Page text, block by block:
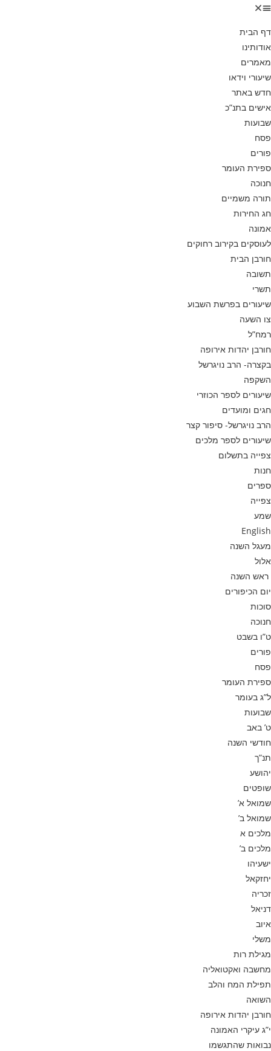
דף הבית
אודותינו
מאמרים
שיעורי וידאו
חדש באתר
אישים בתנ”כ
שבועות
פסח
פורים
ספירת העומר
חנוכה
תורה משמיים
חג החירות
אמונה
לעוסקים בקירוב רחוקים
חורבן הבית
תשובה
תשרי
שיעורים בפרשת השבוע
צו השעה
רמח”ל
חורבן יהדות אירופה
בקצרה- הרב נויגרשל
השקפה
שיעורים לספר הכוזרי
חגים ומועדים
הרב נויגרשל- סיפור קצר
שיעורים לספר מלכים
צפייה בתשלום
חנות
ספרים
צפייה
שמע
English
מעגל השנה
אלול
ראש השנה
יום הכיפורים
סוכות
חנוכה
ט”ו בשבט
פורים
פסח
ספירת העומר
ל”ג בעומר
שבועות
ט’ באב
חודשי השנה
תנ”ך
יהושע
שופטים
שמואל א’
שמואל ב’
מלכים א
מלכים ב’
ישעיהו
יחזקאל
זכריה
דניאל
איוב
משלי
מגילת רות
מחשבה ואקטואליה
תפילת המח והלב
השואה
חורבן יהדות אירופה
י”ג עיקרי האמונה
נבואות שהתגשמו